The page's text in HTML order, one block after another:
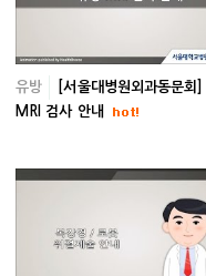
유방
[서울대병원외과동문회
MRI 검사 안내